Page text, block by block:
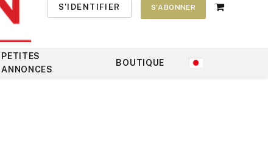
S'IDENTIFIER S'ABONNER
Shopping
PETITES
ANNONCES
BOUTIQUE